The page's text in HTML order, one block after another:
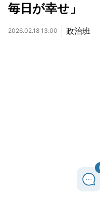
毎日が幸せ」
2026.02.18 13:00 政治班